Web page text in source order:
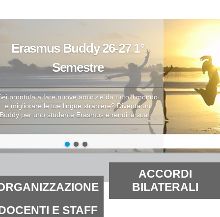
Inserire il
Ricerca
avanzata…
ACCORDI
BILATERALI
E STAFF